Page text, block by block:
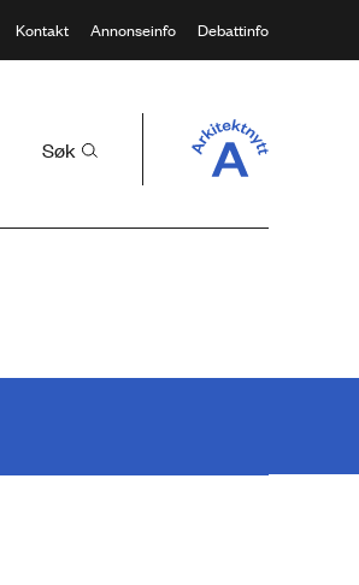
Kontakt Annonseinfo Debattinfo
Søk